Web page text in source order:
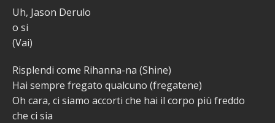
Uh, Jason Derulo
o si
(Vai)
Risplendi come Rihanna-na (Shine)
Hai sempre fregato qualcuno (fregatene)
Oh cara, ci siamo accorti che hai il corpo più freddo
che ci sia